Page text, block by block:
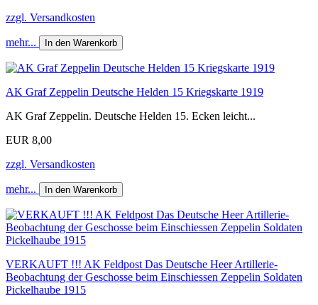
zzgl. Versandkosten
mehr... In den Warenkorb
AK Graf Zeppelin Deutsche Helden 15 Kriegskarte 1919
AK Graf Zeppelin. Deutsche Helden 15. Ecken leicht...
EUR 8,00
zzgl. Versandkosten
mehr... In den Warenkorb
VERKAUFT !!! AK Feldpost Das Deutsche Heer Artillerie-
Beobachtung der Geschosse beim Einschiessen Zeppelin Soldaten
Pickelhaube 1915